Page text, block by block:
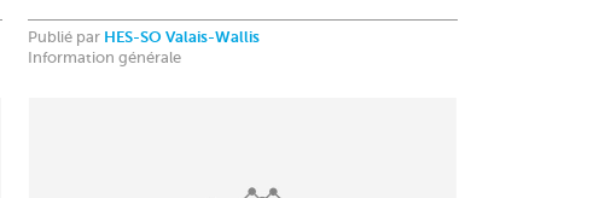
Publié par HES-SO Valais-Wallis
Information générale